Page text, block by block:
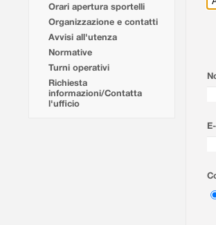
Orari apertura sportelli
Organizzazione e contatti
Avvisi all'utenza
Normative
Turni operativi
Richiesta
informazioni/Contatta
l'ufficio